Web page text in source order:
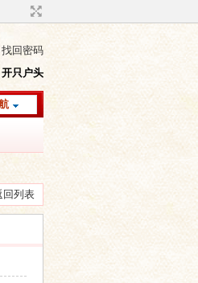
找回密码
开只户头
回列表